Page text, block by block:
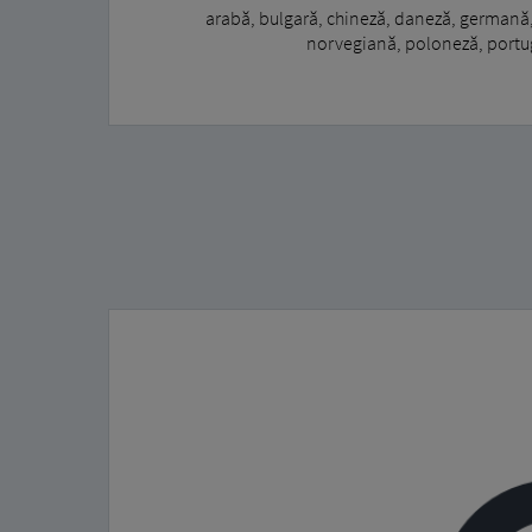
arabă, bulgară, chineză, daneză,
norvegiană, poloneză,